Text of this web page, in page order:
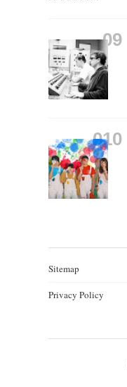
Sitemap
Privacy Policy